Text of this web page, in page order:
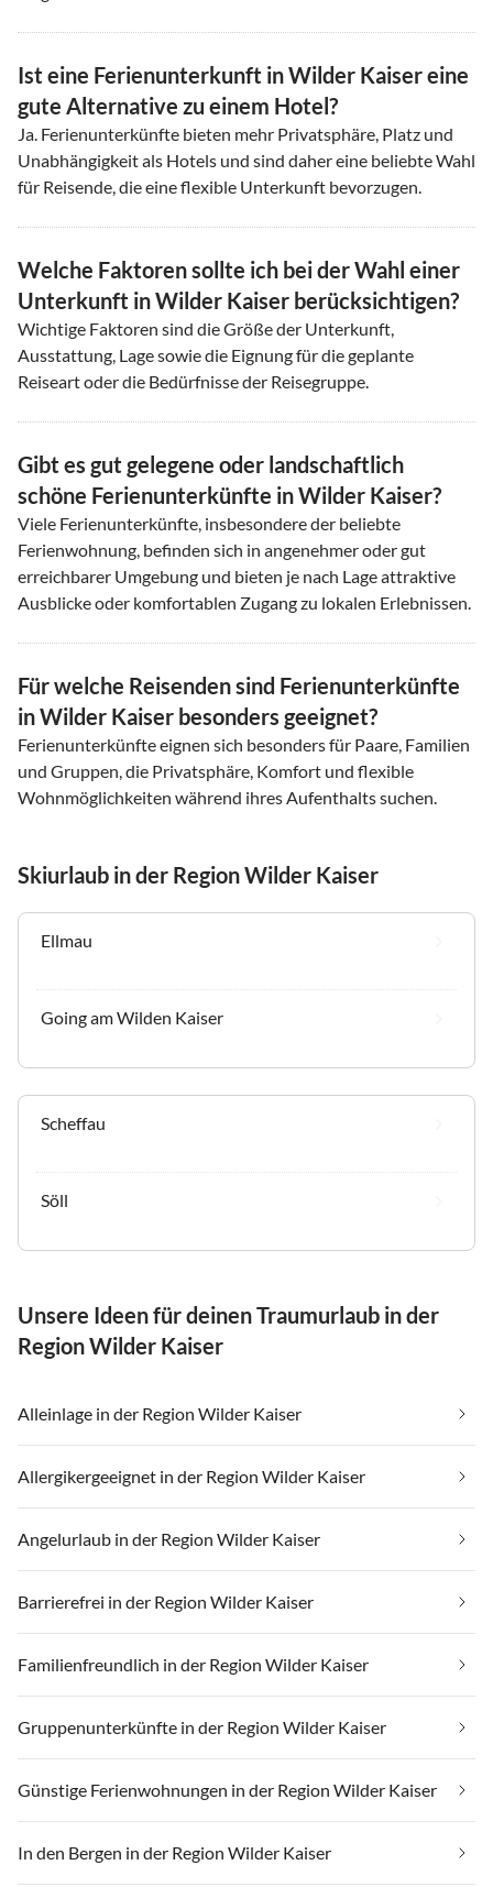
Ist eine Ferienunterkunft in Wilder Kaiser eine
gute Alternative zu einem Hotel?
Ja. Ferienunterkünfte bieten mehr Privatsphäre, Platz und
Unabhängigkeit als Hotels und sind daher eine beliebte Wahl
für Reisende, die eine flexible Unterkunft bevorzugen.
Welche Faktoren sollte ich bei der Wahl einer
Unterkunft in Wilder Kaiser berücksichtigen?
Wichtige Faktoren sind die Größe der Unterkunft,
Ausstattung, Lage sowie die Eignung für die geplante
Reiseart oder die Bedürfnisse der Reisegruppe.
Gibt es gut gelegene oder landschaftlich
schöne Ferienunterkünfte in Wilder Kaiser?
Viele Ferienunterkünfte, insbesondere der beliebte
Ferienwohnung, befinden sich in angenehmer oder gut
erreichbarer Umgebung und bieten je nach Lage attraktive
Ausblicke oder komfortablen Zugang zu lokalen Erlebnissen.
Für welche Reisenden sind Ferienunterkünfte
in Wilder Kaiser besonders geeignet?
Ferienunterkünfte eignen sich besonders für Paare, Familien
und Gruppen, die Privatsphäre, Komfort und flexible
Wohnmöglichkeiten während ihres Aufenthalts suchen.
Skiurlaub in der Region Wilder Kaiser
Ellmau
Going am Wilden Kaiser
Scheffau
Söll
Unsere Ideen für deinen Traumurlaub in der
Region Wilder Kaiser
Alleinlage in der Region Wilder Kaiser
Allergikergeeignet in der Region Wilder Kaiser
Angelurlaub in der Region Wilder Kaiser
Barrierefrei in der Region Wilder Kaiser
Familienfreundlich in der Region Wilder Kaiser
Gruppenunterkünfte in der Region Wilder Kaiser
Günstige Ferienwohnungen in der Region Wilder Kaiser
In den Bergen in der Region Wilder Kaiser